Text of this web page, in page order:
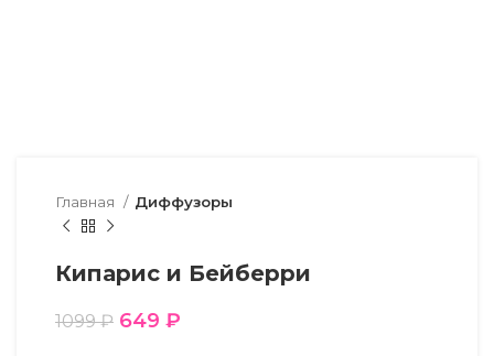
Главная Диффузоры
Кипарис и Бейберри
1099₽ 649 ₽